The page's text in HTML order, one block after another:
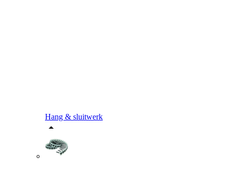
Hang & sluitwerk